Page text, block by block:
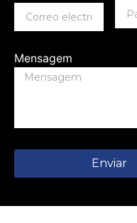
Mensagem
Enviar